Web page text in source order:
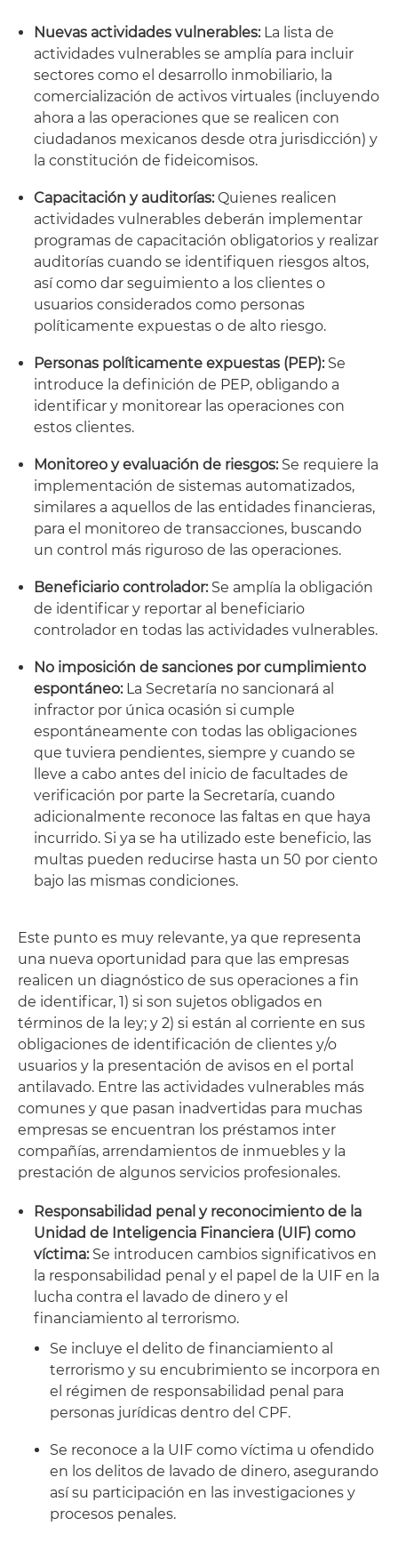
Nuevas actividades vulnerables:La lista de
actividades vulnerables se amplía para incluir
sectores como el desarrollo inmobiliario, la
comercialización de activos virtuales (incluyendo
ahora a las operaciones que se realicen con
ciudadanos mexicanos desde otra jurisdicción) y
la constitución de fideicomisos.
Capacitación y auditorías:Quienes realicen
actividades vulnerables deberán implementar
programas de capacitación obligatorios y realizar
auditorías cuando se identifiquen riesgos altos,
así como dar seguimiento a los clientes o
usuarios considerados como personas
políticamente expuestas o de alto riesgo.
Personas políticamente expuestas (PEP):Se
introduce la definición de PEP, obligando a
identificar y monitorear las operaciones con
estos clientes.
Monitoreo y evaluación de riesgos:Se requiere la
implementación de sistemas automatizados,
similares a aquellos de las entidades financieras,
para el monitoreo de transacciones, buscando
un control más riguroso de las operaciones.
Beneficiario controlador:Se amplía la obligación
de identificar y reportar al beneficiario
controlador en todas las actividades vulnerables.
No imposición de sanciones por cumplimiento
espontáneo:La Secretaría no sancionará al
infractor por única ocasión si cumple
espontáneamente con todas las obligaciones
que tuviera pendientes, siempre y cuando se
lleve a cabo antes del inicio de facultades de
verificación por parte la Secretaría, cuando
adicionalmente reconoce las faltas en que haya
incurrido. Si ya se ha utilizado este beneficio, las
multas pueden reducirse hasta un 50 por ciento
bajo las mismas condiciones.
Este punto es muy relevante, ya que representa
una nueva oportunidad para que las empresas
realicen un diagnóstico de sus operaciones a fin
de identificar, 1) si son sujetos obligados en
términos de la ley; y 2) si están al corriente en sus
obligaciones de identificación de clientes y/o
usuarios y la presentación de avisos en el portal
antilavado. Entre las actividades vulnerables más
comunes y que pasan inadvertidas para muchas
empresas se encuentran los préstamos inter
compañías, arrendamientos de inmuebles y la
prestación de algunos servicios profesionales.
Responsabilidad penal y reconocimiento de la
Unidad de Inteligencia Financiera (UIF) como
víctima:Se introducen cambios significativos en
la responsabilidad penal y el papel de la UIF en la
lucha contra el lavado de dinero y el
financiamiento al terrorismo.
Se incluye el delito de financiamiento al
terrorismo y su encubrimiento se incorpora en
el régimen de responsabilidad penal para
personas jurídicas dentro del CPF.
Se reconoce a la UIF como víctima u ofendido
en los delitos de lavado de dinero, asegurando
así su participación en las investigaciones y
procesos penales.